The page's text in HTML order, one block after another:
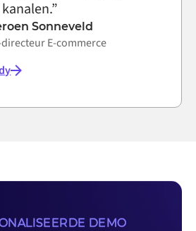
Sonneveld
directeur E-commerce
DEMO